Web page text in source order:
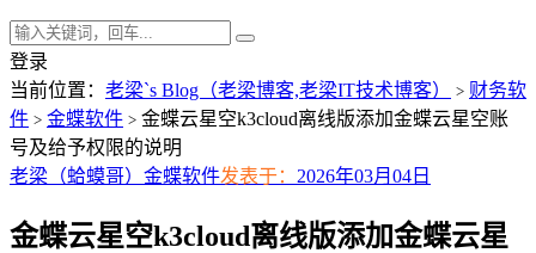
登录
当前位置： 老梁`s Blog（老梁博客,老梁IT技术博客） > 财务软
件 > 金蝶软件 > 金蝶云星空k3cloud离线版添加金蝶云星空账
号及给予权限的说明
老梁（蛤蟆哥） 金蝶软件发表于： 2026年03月04日
金蝶云星空k3cloud离线版添加金蝶云星